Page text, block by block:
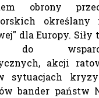
obrony
określany
dla Europy. Siły
do
akcji
sytuacjach
bander państw